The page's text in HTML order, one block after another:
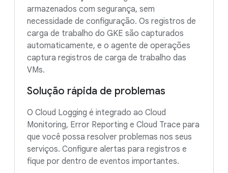
armazenados com segurança, sem
necessidade de configuração. Os registros de
carga de trabalho do GKE são capturados
automaticamente, e o agente de operações
captura registros de carga de trabalho das
VMs.
Solução rápida de problemas
O Cloud Logging é integrado ao Cloud
Monitoring, Error Reporting e Cloud Trace para
que você possa resolver problemas nos seus
serviços. Configure alertas para registros e
fique por dentro de eventos importantes.